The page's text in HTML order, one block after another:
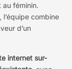
féminin.
combine
d’un
internet sur-